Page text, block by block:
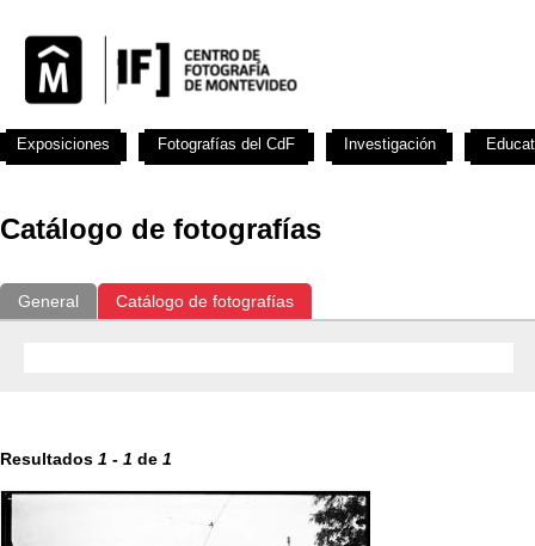
Catálogo de fotografías
General Catálogo de fotografías
Resultados 1 - 1 de 1
Exposiciones Fotografías del CdF Investigación